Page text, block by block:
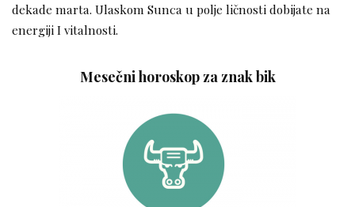
dekade marta. Ulaskom Sunca u polje ličnosti dobijate na
energiji I vitalnosti.
Mesečni horoskop za znak bik